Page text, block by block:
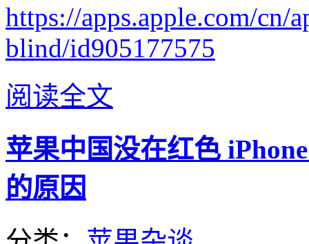
https://apps.apple.com/cn/
blind/id905177575
阅读全文
苹果中国没在红色
的原因